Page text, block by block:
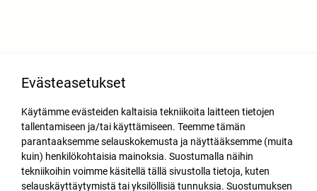
Evästeasetukset
Käytämme evästeiden kaltaisia tekniikoita laitteen tietojen
tallentamiseen ja/tai käyttämiseen. Teemme tämän
parantaaksemme selauskokemusta ja näyttääksemme (muita
kuin) henkilökohtaisia mainoksia. Suostumalla näihin
tekniikoihin voimme käsitellä tällä sivustolla tietoja, kuten
selauskäyttäytymistä tai yksilöllisiä tunnuksia. Suostumuksen